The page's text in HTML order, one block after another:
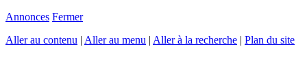
Annonces Fermer
Aller au contenu | Aller au menu | Aller à la recherche | Plan du site